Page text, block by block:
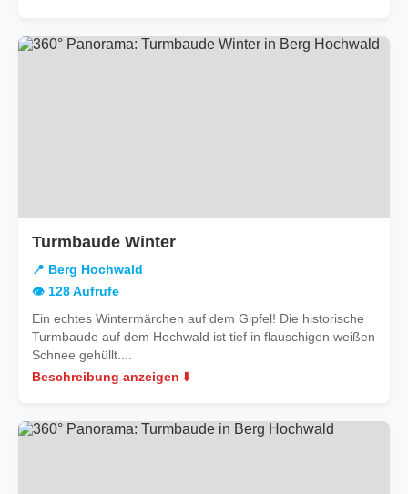
Turmbaude Winterin
📍 Berg Hochwald
👁️ 128 Aufrufe
Ein echtes Wintermärchen auf dem Gipfel! Die historische
Turmbaude auf dem Hochwald ist tief in flauschigen weißen
Schnee gehüllt....
Beschreibung anzeigen ⬇️